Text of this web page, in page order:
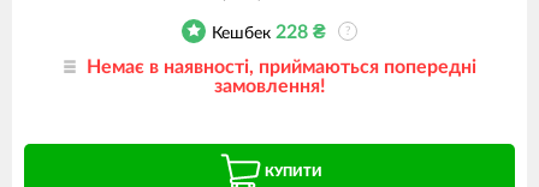
Кешбек 228 ₴ ?
Немає в наявності, приймаються попередні
замовлення!
КУПИТИ